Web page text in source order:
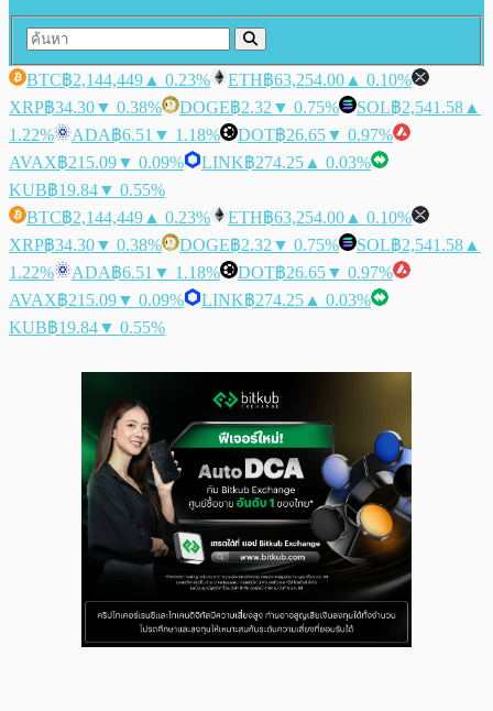
BTC฿2,144,449 ▲ 0.23% ETH฿63,254.00 ▲ 0.10%
XRP฿34.30▼ 0.38% DOGE฿2.32 ▼ 0.75% SOL฿2,541.58 ▲
1.22%
ADA฿6.51 ▼ 1.18% DOT฿26.65▼ 0.97%
AVAX฿215.09▼ 0.09% LINK฿274.25 ▲ 0.03%
KUB฿19.84▼ 0.55%
BTC฿2,144,449 ▲ 0.23% ETH฿63,254.00 ▲ 0.10%
XRP฿34.30▼ 0.38% DOGE฿2.32 ▼ 0.75% SOL฿2,541.58 ▲
1.22%
ADA฿6.51 ▼ 1.18% DOT฿26.65▼ 0.97%
AVAX฿215.09▼ 0.09% LINK฿274.25 ▲ 0.03%
KUB฿19.84▼ 0.55%